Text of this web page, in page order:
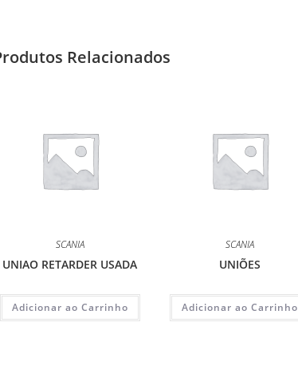
Relacionados
SCANIA
UNIAO RETARDER USADA
Adicionar ao Carrinho
SCANIA
UNIÕES
Adicionar ao Carrinho